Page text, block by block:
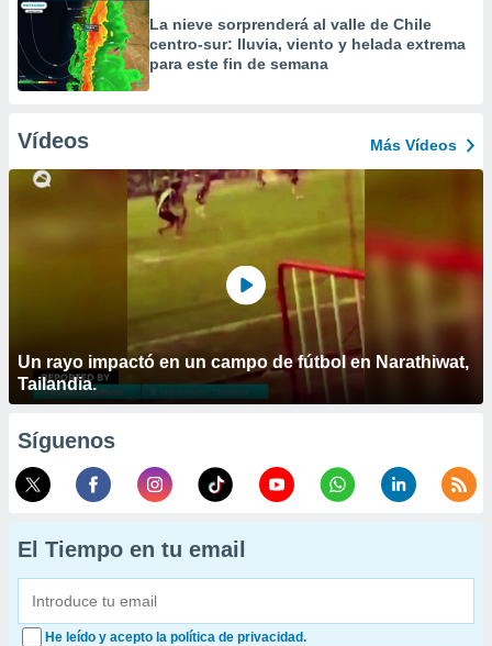
La nieve sorprenderá al valle de Chile
centro-sur: lluvia, viento y helada extrema
para este fin de semana
Vídeos Más Vídeos
Un rayo impactó en un campo de fútbol en Narathiwat,
Tailandia.
Síguenos
El Tiempo en tu email
He leído y acepto la política de privacidad.